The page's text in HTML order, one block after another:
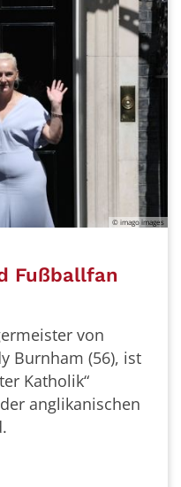
© imago images
Fußballfan
von
Burnham (56), ist
Katholik“
anglikanischen